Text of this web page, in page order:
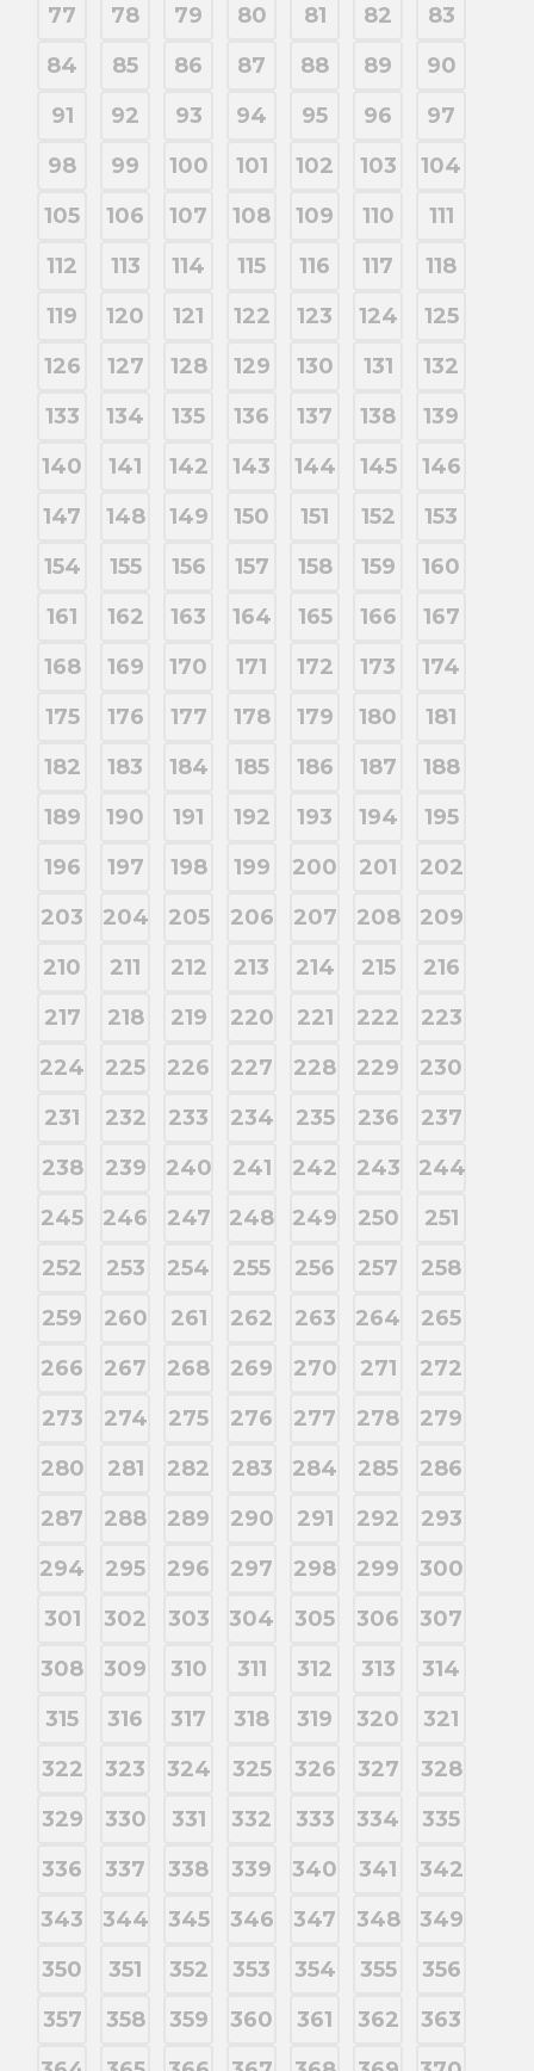
77
78 79 80 81 82
83
84
85 86 87 88 89
90
91
92 93 94 95 96
97
98
99 100 101 102 103
104
105
106 107 108 109 110
111
112
113 114 115 116 117
118
119
120 121 122 123 124
125
126
127 128 129 130 131
132
133
134 135 136 137 138
139
140
141 142 143 144 145
146
147
148 149 150 151 152
153
154
155 156 157 158 159
160
161
162 163 164 165 166
167
168
169 170 171 172 173
174
175
176 177 178 179 180
181
182
183 184 185 186 187
188
189
190 191 192 193 194
195
196
197 198 199 200 201
202
203
204 205 206 207 208
209
210
211 212 213 214 215
216
217
218 219 220 221 222
223
224
225 226 227 228 229
230
231
232 233 234 235 236
237
238
239 240 241 242 243
244
245
246 247 248 249 250
251
252
253 254 255 256 257
258
259
260 261 262 263 264
265
266
267 268 269 270 271
272
273
274 275 276 277 278
279
280
281 282 283 284 285
286
287
288 289 290 291 292
293
294
295 296 297 298 299
300
301
302 303 304 305 306
307
308
309 310 311 312 313
314
315
316 317 318 319 320
321
322
323 324 325 326 327
328
329
330 331 332 333 334
335
336
337 338 339 340 341
342
343
344 345 346 347 348
349
350
351 352 353 354 355
356
357
358 359 360 361 362
363